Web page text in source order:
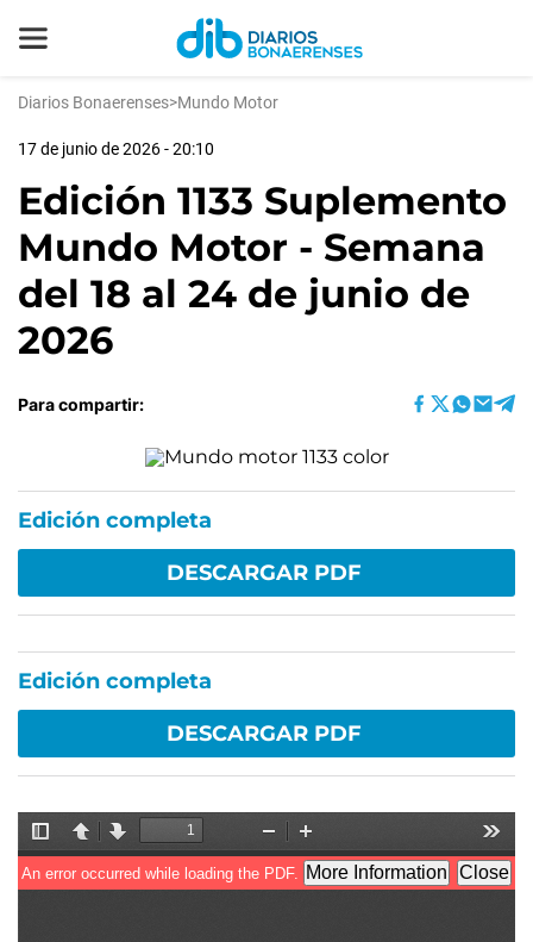
Diarios Bonaerenses>Mundo Motor
17 de junio de 2026 - 20:10
Edición 1133 Suplemento
Mundo Motor - Semana
del 18 al 24 de junio de
2026
Para compartir:
Edición completa
DESCARGAR PDF
Edición completa
DESCARGAR PDF